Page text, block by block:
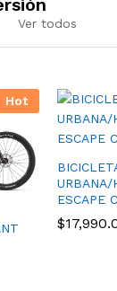
Ver todos
Hot
URBANA/
ESCAPE
$